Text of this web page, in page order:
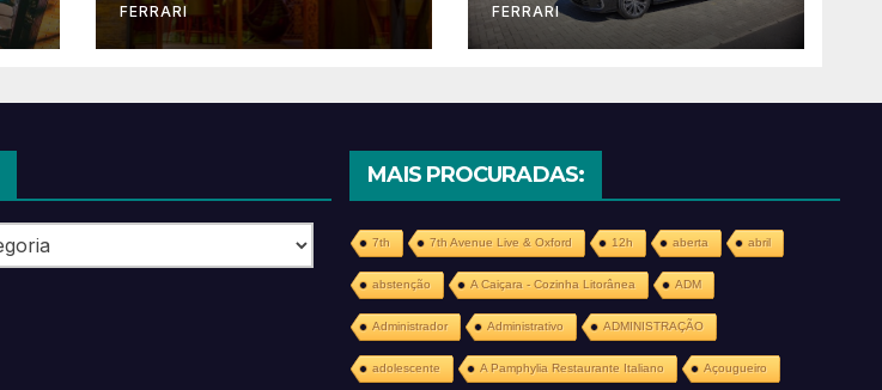
FERRARI FERRARI
MAIS PROCURADAS:
7th 7th Avenue Live & Oxford 12h aberta abril
abstenção A Caiçara - Cozinha Litorânea ADM
Administrador Administrativo ADMINISTRAÇÃO
adolescente A Pamphylia Restaurante Italiano Açougueiro